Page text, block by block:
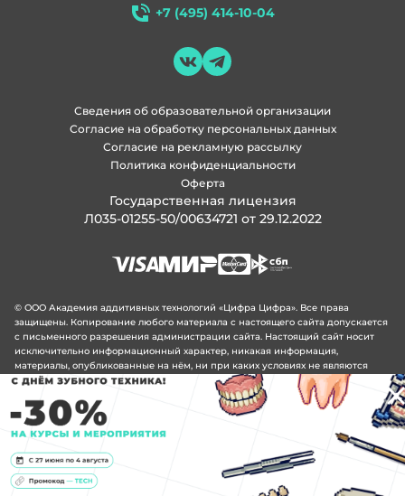
+7 (495) 414-10-04
Политика конфиденциальности
Согласие на рекламную рассылку
Согласие на обработку персональных данных
Сведения об образовательной организации
Оферта
Государственная лицензия
Л035-01255-50/00634721 от 29.12.2022
© ООО Академия аддитивных технологий «Цифра Цифра». Все права
защищены. Копирование любого материала с настоящего сайта допускается
с письменного разрешения администрации сайта. Настоящий сайт носит
исключительно информационный характер, никакая информация,
материалы, опубликованные на нём, ни при каких условиях не являются
публичной офертой, определяемой положениями статьи 437 Гражданского